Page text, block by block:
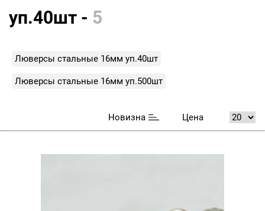
уп.40шт - 5
Люверсы стальные 16мм уп.40шт
Люверсы стальные 16мм уп.500шт
Новизна Цена